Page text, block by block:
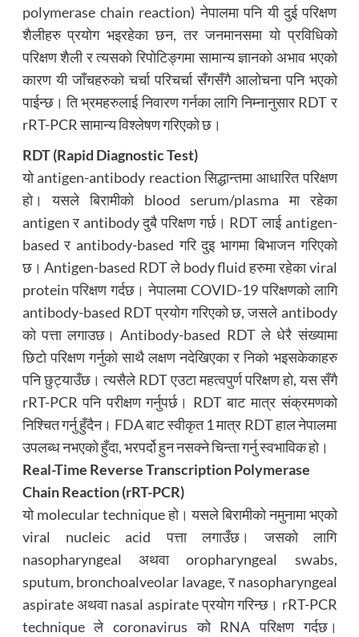
polymerase chain reaction) नेपालमा पनि यी दुई परिक्षण
शैलीहरु प्रयोग भइरहेका छन, तर जनमानसमा यो प्रविधिको
परिक्षण शैली र त्यसको रिपोटिङ्गमा सामान्य ज्ञानको अभाव भएको
कारण यी जाँचहरुको चर्चा परिचर्चा सँगसँगै आलोचना पनि भएको
पाईन्छ। ति भ्रमहरुलाई निवारण गर्नका लागि निम्नानुसार RDT र
rRT-PCR सामान्य विश्लेषण गरिएको छ।
RDT (Rapid Diagnostic Test)
यो antigen-antibody reaction सिद्धान्तमा आधारित परिक्षण
हो। यसले बिरामीको blood serum/plasma मा रहेका
antigen र antibody दुबै परिक्षण गर्छ। RDT लाई antigen-
based र antibody-based गरि दुइ भागमा बिभाजन गरिएको
छ। Antigen-based RDT ले body fluid हरुमा रहेका viral
protein परिक्षण गर्दछ। नेपालमा COVID-19 परिक्षणको लागि
antibody-based RDT प्रयोग गरिएको छ, जसले antibody
को पत्ता लगाउछ। Antibody-based RDT ले धेरै संख्यामा
छिटो परिक्षण गर्नुको साथै लक्षण नदेखिएका र निको भइसकेकाहरु
पनि छुट्याउँछ। त्यसैले RDT एउटा महत्वपुर्ण परिक्षण हो, यस सँगै
rRT-PCR पनि परीक्षण गर्नुपर्छ। RDT बाट मात्र संक्रमणको
निश्चित गर्नु हुँदैन। FDA बाट स्वीकृत 1 मात्र RDT हाल नेपालमा
उपलब्ध नभएको हुँदा, भरपर्दो हुन नसक्ने चिन्ता गर्नु स्वभाविक हो।
Real-Time Reverse Transcription Polymerase
Chain Reaction (rRT-PCR)
यो molecular technique हो। यसले बिरामीको नमुनामा भएको
viral nucleic acid पत्ता लगाउँछ। जसको लागि
nasopharyngeal अथवा oropharyngeal swabs,
sputum, bronchoalveolar lavage, र nasopharyngeal
aspirate अथवा nasal aspirate प्रयोग गरिन्छ। rRT-PCR
technique ले coronavirus को RNA परिक्षण गर्दछ।